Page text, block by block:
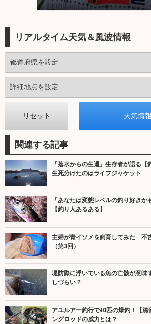
リアルタイム天気＆風波情報
関連する記事
「落水からの生還」生存者が語る【
生死分けたのはライフジャケット
「あなたは変態レベルの釣り好き
【釣り人あるある】
主婦が青イソメを飼育してみた 不
（第3回）
堤防際に浮いている魚の亡骸が意
しづらい？
アユルアー釣行で40匹の爆釣！【滋
ングロッドの威力とは？